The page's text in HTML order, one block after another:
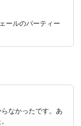
ールのパーティー
なかったです。あ